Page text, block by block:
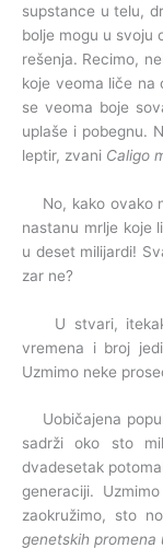
supstance u telu,
bolje mogu u svoju
rešenja. Recimo,
koje veoma liče na
se veoma boje
uplaše i pobegnu.
leptir, zvani Caligo
No, kako ovako
nastanu mrlje koje
u deset milijardi!
zar ne?
U stvari,
vremena i broj
Uzmimo neke
Uobičajena
sadrži oko sto
dvadesetak
generaciji.
zaokružimo, sto
genetskih promena